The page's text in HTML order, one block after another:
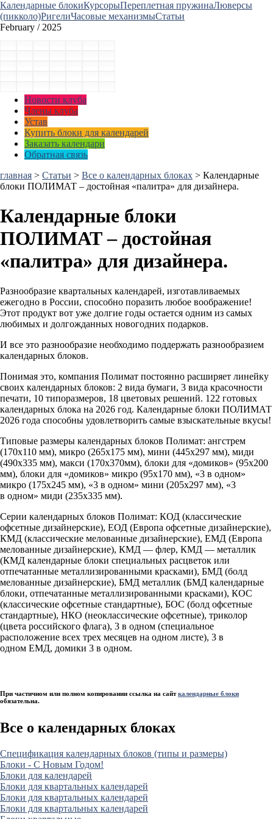
Календарные блокиКурсорыПереплетная пружинаЛюверсы
(пикколо)РигелиЧасовые механизмыСтатьи
February / 2025
Новости клуба
Члены клуба
Устав
Купить блоки для календарей
Заказать календари
Обратная связь
главная > Статьи > Все о календарных блоках > Календарные
блоки ПОЛИМАТ – достойная «палитра» для дизайнера.
Календарные блоки
ПОЛИМАТ – достойная
«палитра» для дизайнера.
Разнообразие квартальных календарей, изготавливаемых
ежегодно в России, способно поразить любое воображение!
Этот продукт вот уже долгие годы остается одним из самых
любимых и долгожданных новогодних подарков.
И все это разнообразие необходимо поддержать разнообразием
календарных блоков.
Понимая это, компания Полимат постоянно расширяет линейку
своих календарных блоков: 2 вида бумаги, 3 вида красочности
печати, 10 типоразмеров, 18 цветовых решений. 122 готовых
календарных блока на 2026 год. Календарные блоки ПОЛИМАТ
2026 года способны удовлетворить самые взыскательные вкусы!
Типовые размеры календарных блоков Полимат: ангстрем
(170х110 мм), микро (265х175 мм), мини (445х297 мм), миди
(490х335 мм), макси (170х370мм), блоки для «домиков» (95х200
мм), блоки для «домиков» микро (95х170 мм), «3 в одном»
микро (175х245 мм), «3 в одном» мини (205х297 мм), «3
в одном» миди (235х335 мм).
Серии календарных блоков Полимат: КОД (классические
офсетные дизайнерские), ЕОД (Европа офсетные дизайнерские),
КМД (классические мелованные дизайнерские), ЕМД (Европа
мелованные дизайнерские), КМД — флер, КМД — металлик
(КМД календарные блоки специальных расцветок или
отпечатанные металлизированными красками), БМД (болд
мелованные дизайнерские), БМД металлик (БМД календарные
блоки, отпечатанные металлизированными красками), КОС
(классические офсетные стандартные), БОС (болд офсетные
стандартные), НКО (неоклассические офсетные), триколор
(цвета российского флага), 3 в одном (специальное
расположение всех трех месяцев на одном листе), 3 в
одном ЕМД, домики 3 в одном.
При частичном или полном копировании ссылка на сайткалендарные блоки
обязательна.
Все о календарных блоках
Cпецификация календарных блоков (типы и размеры)
Блоки - С Новым Годом!
Блоки для календарей
Блоки для квартальных календарей
Блоки для квартальных календарей
Блоки для квартальных календарей